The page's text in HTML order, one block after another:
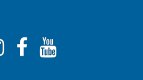
Instagram
Facebook
Tube